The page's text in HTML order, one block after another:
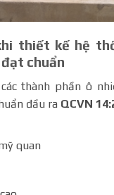
thiết kế hệ
chuẩn
thành phần ô
đầu ra QCVN
quan